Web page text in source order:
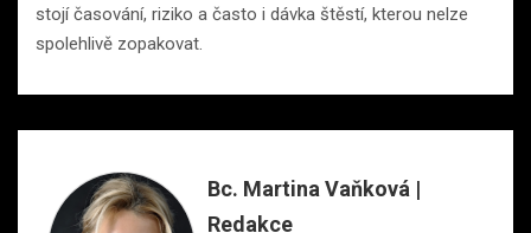
stojí časování, riziko a často i dávka štěstí, kterou nelze
spolehlivě zopakovat.
Bc. Martina Vaňková |
Redakce